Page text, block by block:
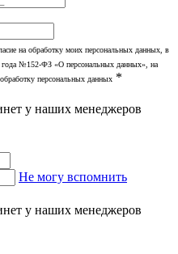
на обработку моих персональных данных, в
года №152-ФЗ «О персональных данных», на
персональных данных *
у наших менеджеров
Не могу вспомнить
у наших менеджеров